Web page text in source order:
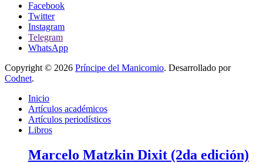
Facebook
Twitter
Instagram
Telegram
WhatsApp
Copyright © 2026 Príncipe del Manicomio. Desarrollado por
Codnet.
Inicio
Artículos académicos
Artículos periodísticos
Libros
Marcelo Matzkin Dixit (2da edición)